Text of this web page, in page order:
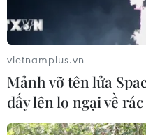
vietnamplus.vn
Mảnh vỡ tên lửa
dấy lên lo ngại về